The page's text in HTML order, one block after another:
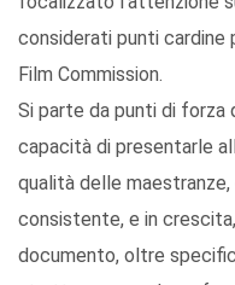
considerati punti
Film Commission.
Si parte da punti di
capacità di presentarle
qualità delle
consistente, e in
documento, oltre